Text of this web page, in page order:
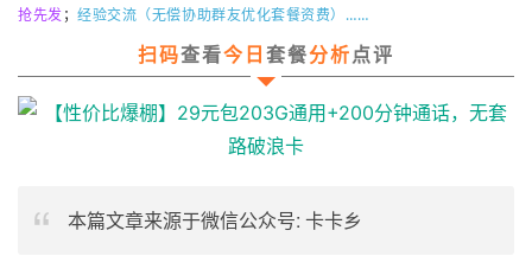
抢先发；经验交流 （无偿协助群友优化套餐资费）……
扫码查看今日套餐分析点评
本篇文章来源于微信公众号: 卡卡乡